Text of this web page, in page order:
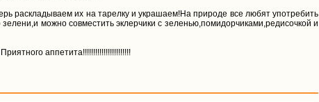
раскладываем их на тарелку и украшаем!На природе все любят употребить
зелени,и можно совместить эклерчики с зеленью,помидорчиками,редисочкой и
аппетита!!!!!!!!!!!!!!!!!!!!!!!